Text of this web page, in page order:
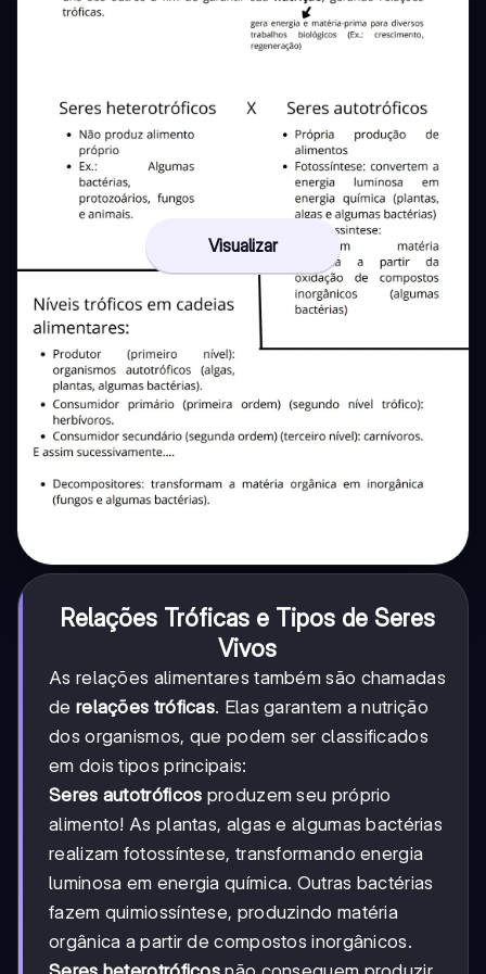
Visualizar
Relações Tróficas e Tipos de Seres
Vivos
As relações alimentares também são chamadas
de relações tróficas. Elas garantem a nutrição
dos organismos, que podem ser classificados
em dois tipos principais:
Seres autotróficos produzem seu próprio
alimento! As plantas, algas e algumas bactérias
realizam fotossíntese, transformando energia
luminosa em energia química. Outras bactérias
fazem quimiossíntese, produzindo matéria
orgânica a partir de compostos inorgânicos.